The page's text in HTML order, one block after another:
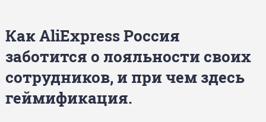
Как AliExpress Россия
заботится о лояльности своих
сотрудников, и при чем здесь
геймификация.